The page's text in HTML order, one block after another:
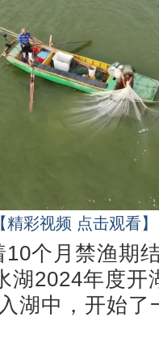
【精彩视频 点击观看】
个月禁渔期结
湖2024年度开
湖中，开始了